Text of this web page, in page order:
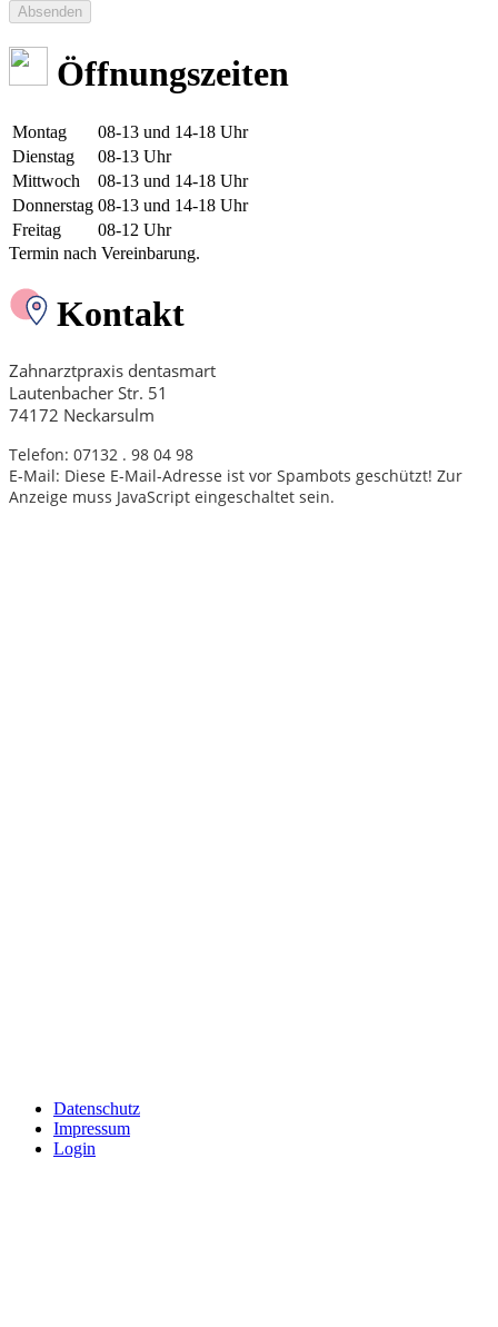
Absenden
Öffnungszeiten
Montag
08-13 und 14-18 Uhr
Dienstag
08-13 Uhr
Mittwoch
08-13 und 14-18 Uhr
Donnerstag 08-13 und 14-18 Uhr
Freitag
08-12 Uhr
Termin nach Vereinbarung.
Kontakt
Zahnarztpraxis dentasmart
Lautenbacher Str. 51
74172 Neckarsulm
Telefon: 07132 . 98 04 98
E-Mail: Diese E-Mail-Adresse ist vor Spambots geschützt! Zur
Anzeige muss JavaScript eingeschaltet sein.
Datenschutz
Impressum
Login